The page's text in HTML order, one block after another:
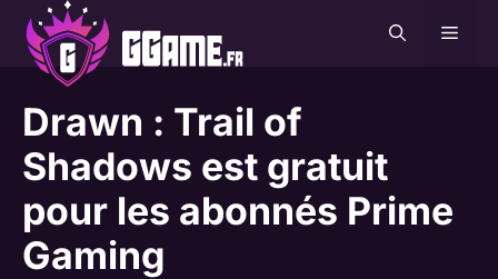
Aller
contenu
Drawn : Trail of
Shadows est gratuit
pour les abonnés Prime
Gaming